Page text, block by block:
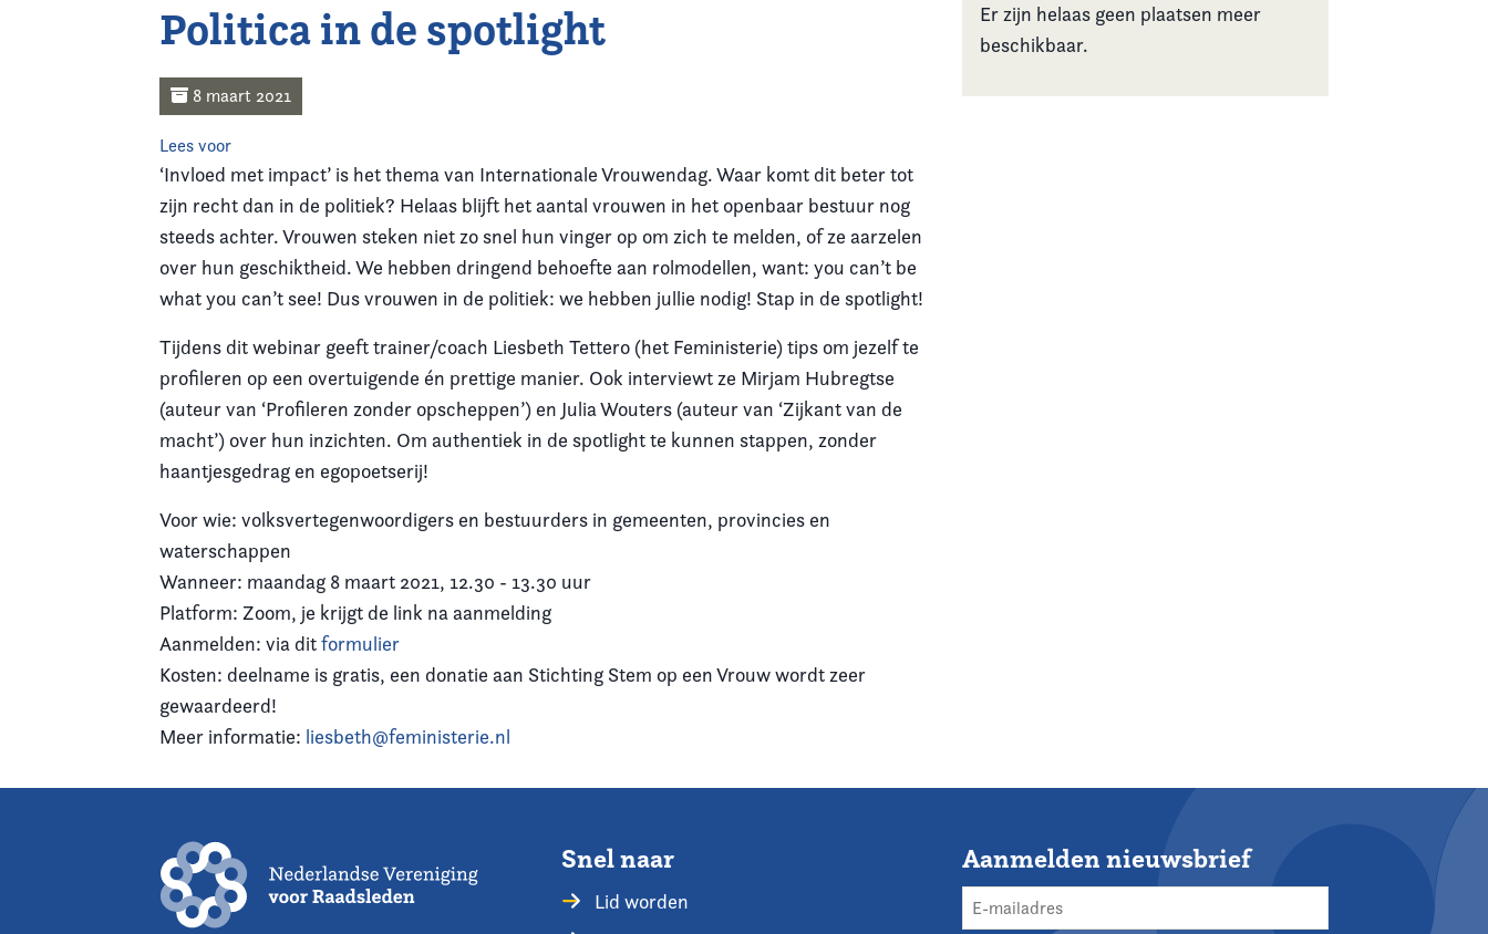
Opleiding & Ontwikkeling
Kennis & Informatie
Politica in de spotlight
8 maart 2021
Lees voor
‘Invloed met impact’ is het thema van Internationale Vrouwendag. Waar komt dit beter tot
zijn recht dan in de politiek? Helaas blijft het aantal vrouwen in het openbaar bestuur nog
steeds achter. Vrouwen steken niet zo snel hun vinger op om zich te melden, of ze aarzelen
over hun geschiktheid. We hebben dringend behoefte aan rolmodellen, want: you can’t be
what you can’t see! Dus vrouwen in de politiek: we hebben jullie nodig! Stap in de spotlight!
Tijdens dit webinar geeft trainer/coach Liesbeth Tettero (het Feministerie) tips om jezelf te
profileren op een overtuigende én prettige manier. Ook interviewt ze Mirjam Hubregtse
(auteur van ‘Profileren zonder opscheppen’) en Julia Wouters (auteur van ‘Zijkant van de
macht’) over hun inzichten. Om authentiek in de spotlight te kunnen stappen, zonder
haantjesgedrag en egopoetserij!
Voor wie: volksvertegenwoordigers en bestuurders in gemeenten, provincies en
waterschappen
Wanneer: maandag 8 maart 2021, 12.30 - 13.30 uur
Platform: Zoom, je krijgt de link na aanmelding
Aanmelden: via ditformulier
Kosten: deelname is gratis, een donatie aan Stichting Stem op een Vrouw wordt zeer
gewaardeerd!
Meer informatie: liesbeth@feministerie.nl
Er zijn helaas geen plaatsen meer
beschikbaar.
Snel naar
Lid worden
Aanmelden nieuwsbrief